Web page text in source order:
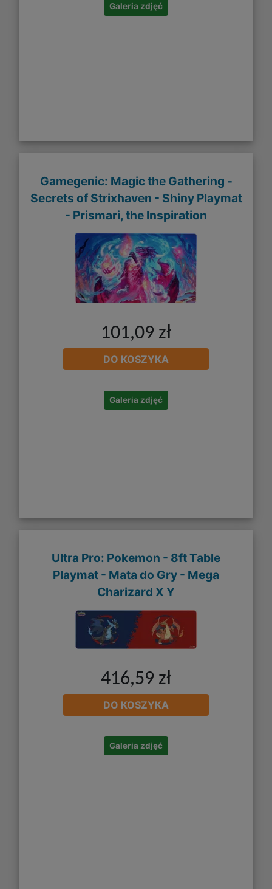
Galeria zdjęć
Gamegenic: Magic the Gathering -
Secrets of Strixhaven - Shiny Playmat
- Prismari, the Inspiration
101,09 zł
DO KOSZYKA
Galeria zdjęć
Ultra Pro: Pokemon - 8ft Table
Playmat - Mata do Gry - Mega
Charizard X Y
416,59 zł
DO KOSZYKA
Galeria zdjęć